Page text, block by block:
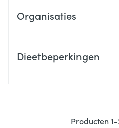
Organisaties
Dieetbeperkingen
Producten1-